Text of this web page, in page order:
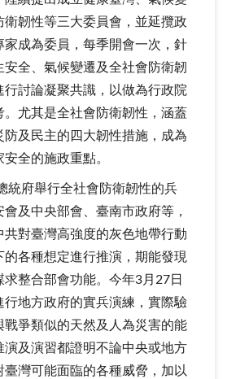
衛韌性等三大委員會，並延攬政
家成為委員，每季開會一次，針
全、氣候變遷及全社會防衛韌
行討論凝聚共識，以做為行政院
。尤其是全社會防衛韌性，涵蓋
防及民主的四大韌性措施，成為
全的施政重點。
統府舉行全社會防衛韌性的兵
及中央部會、臺南市政府等，
共對臺灣高強度的灰色地帶行動
的各種想定進行推演，期能發現
整合部會功能。今年3月27日
行地方政府的實兵演練，實際驗
戰爭類似的天然及人為災害的能
演及演習都證明不論中央或地方
臺灣可能面臨的各種威脅，加以